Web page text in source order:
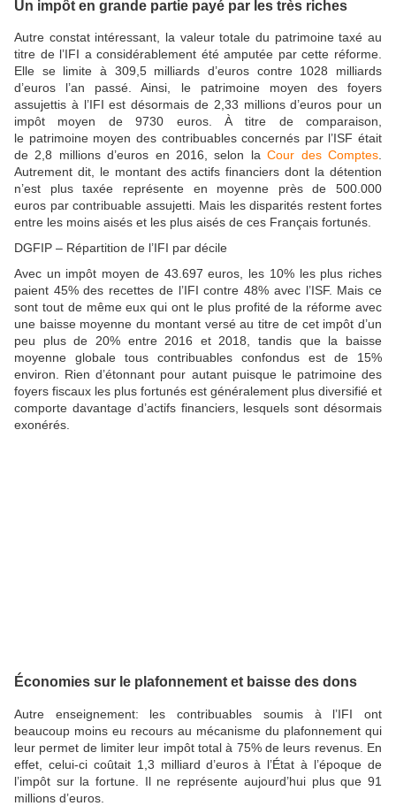
Un impôt en grande partie payé par les très riches
Autre constat intéressant, la valeur totale du patrimoine taxé au
titre de l’IFI a considérablement été amputée par cette réforme.
Elle se limite à 309,5 milliards d’euros contre 1028 milliards
d’euros l’an passé. Ainsi, le patrimoine moyen des foyers
assujettis à l’IFI est désormais de 2,33 millions d’euros pour un
impôt moyen de 9730 euros. À titre de comparaison,
le patrimoine moyen des contribuables concernés par l’ISF était
de 2,8 millions d’euros en 2016, selon laCour des Comptes
Autrement dit, le montant des actifs financiers dont la détention
n’est plus taxée représente en moyenne près de 500.000
euros par contribuable assujetti. Mais les disparités restent fortes
entre les moins aisés et les plus aisés de ces Français fortunés.
DGFIP – Répartition de l’IFI par décile
Avec un impôt moyen de 43.697 euros, les 10% les plus riches
paient 45% des recettes de l’IFI contre 48% avec l’ISF. Mais ce
sont tout de même eux qui ont le plus profité de la réforme avec
une baisse moyenne du montant versé au titre de cet impôt d’un
peu plus de 20% entre 2016 et 2018, tandis que la baisse
moyenne globale tous contribuables confondus est de 15%
environ. Rien d’étonnant pour autant puisque le patrimoine des
foyers fiscaux les plus fortunés est généralement plus diversifié et
comporte davantage d’actifs financiers, lesquels sont désormais
exonérés.
Économies sur le plafonnement et baisse des dons
Autre enseignement: les contribuables soumis à l’IFI ont
beaucoup moins eu recours au mécanisme du plafonnement qui
leur permet de limiter leur impôt total à 75% de leurs revenus. En
effet, celui-ci coûtait 1,3 milliard d’euros à l’État à l’époque de
l’impôt sur la fortune. Il ne représente aujourd’hui plus que 91
millions d’euros.